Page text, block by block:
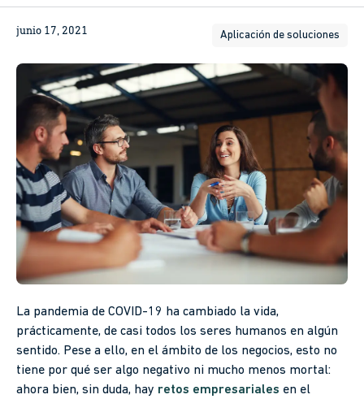
junio 17, 2021 Aplicación de soluciones
La pandemia de COVID-19 ha cambiado la vida,
prácticamente, de casi todos los seres humanos en algún
sentido. Pese a ello, en el ámbito de los negocios, esto no
tiene por qué ser algo negativo ni mucho menos mortal:
ahora bien, sin duda, hay retos empresariales en el